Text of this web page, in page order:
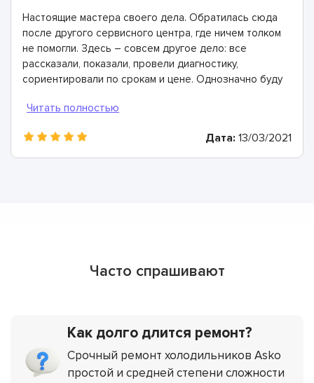
Настоящие мастера своего дела. Обратилась сюда
после другого сервисного центра, где ничем толком
не помогли. Здесь – совсем другое дело: все
рассказали, показали, провели диагностику,
сориентировали по срокам и цене. Однозначно буду
Дата: 13/03/2021
Часто спрашивают
Как долго длится ремонт?
Срочный ремонт холодильников Asko
простой и средней степени сложности